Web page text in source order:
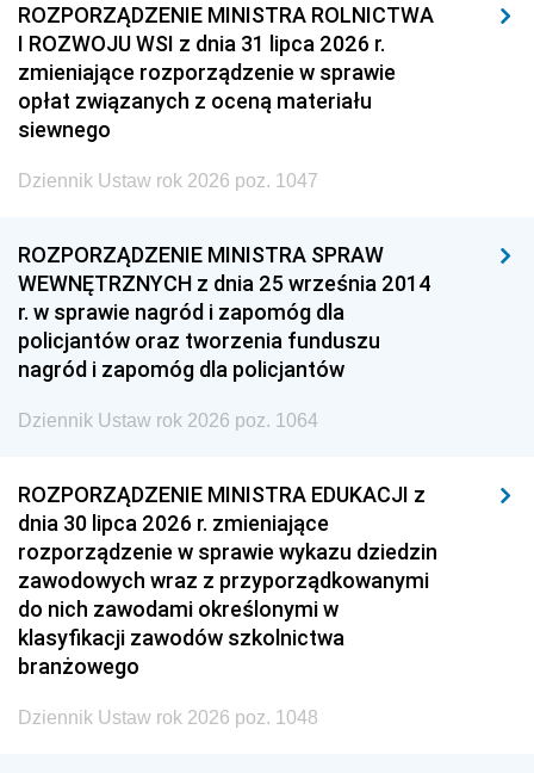
ROZPORZĄDZENIE MINISTRA ROLNICTWA
I ROZWOJU WSI z dnia 31 lipca 2026 r.
zmieniające rozporządzenie w sprawie
opłat związanych z oceną materiału
siewnego
Dziennik Ustaw rok 2026 poz. 1047
ROZPORZĄDZENIE MINISTRA SPRAW
WEWNĘTRZNYCH z dnia 25 września 2014
r. w sprawie nagród i zapomóg dla
policjantów oraz tworzenia funduszu
nagród i zapomóg dla policjantów
Dziennik Ustaw rok 2026 poz. 1064
ROZPORZĄDZENIE MINISTRA EDUKACJI z
dnia 30 lipca 2026 r. zmieniające
rozporządzenie w sprawie wykazu dziedzin
zawodowych wraz z przyporządkowanymi
do nich zawodami określonymi w
klasyfikacji zawodów szkolnictwa
branżowego
Dziennik Ustaw rok 2026 poz. 1048